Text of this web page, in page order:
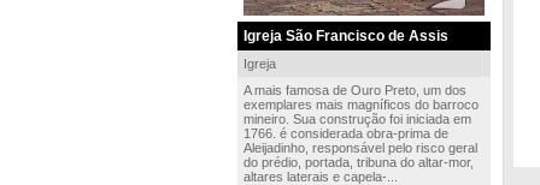
Igreja São Francisco de Assis
Igreja
A mais famosa de Ouro Preto, um dos
exemplares mais magníficos do barroco
mineiro. Sua construção foi iniciada em
1766. é considerada obra-prima de
Aleijadinho, responsável pelo risco geral
do prédio, portada, tribuna do altar-mor,
altares laterais e capela-...